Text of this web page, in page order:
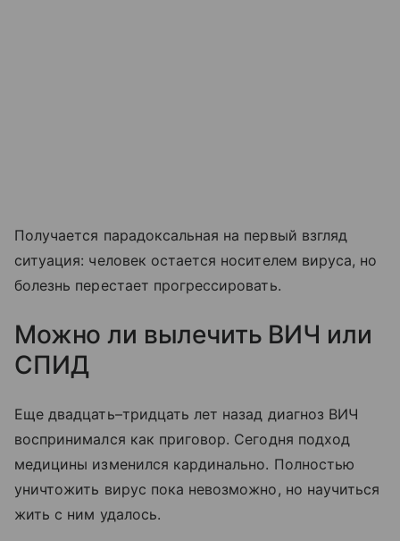
Получается парадоксальная на первый взгляд
ситуация: человек остается носителем вируса, но
болезнь перестает прогрессировать.
Можно ли вылечить ВИЧ или
СПИД
Еще двадцать–тридцать лет назад диагноз ВИЧ
воспринимался как приговор. Сегодня подход
медицины изменился кардинально. Полностью
уничтожить вирус пока невозможно, но научиться
жить с ним удалось.